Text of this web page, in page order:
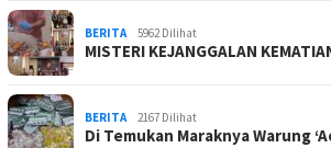
BERITA 5962 Dilihat
MISTERI KEJANGGALAN
BERITA 2167 Dilihat
Di Temukan Maraknya Warung